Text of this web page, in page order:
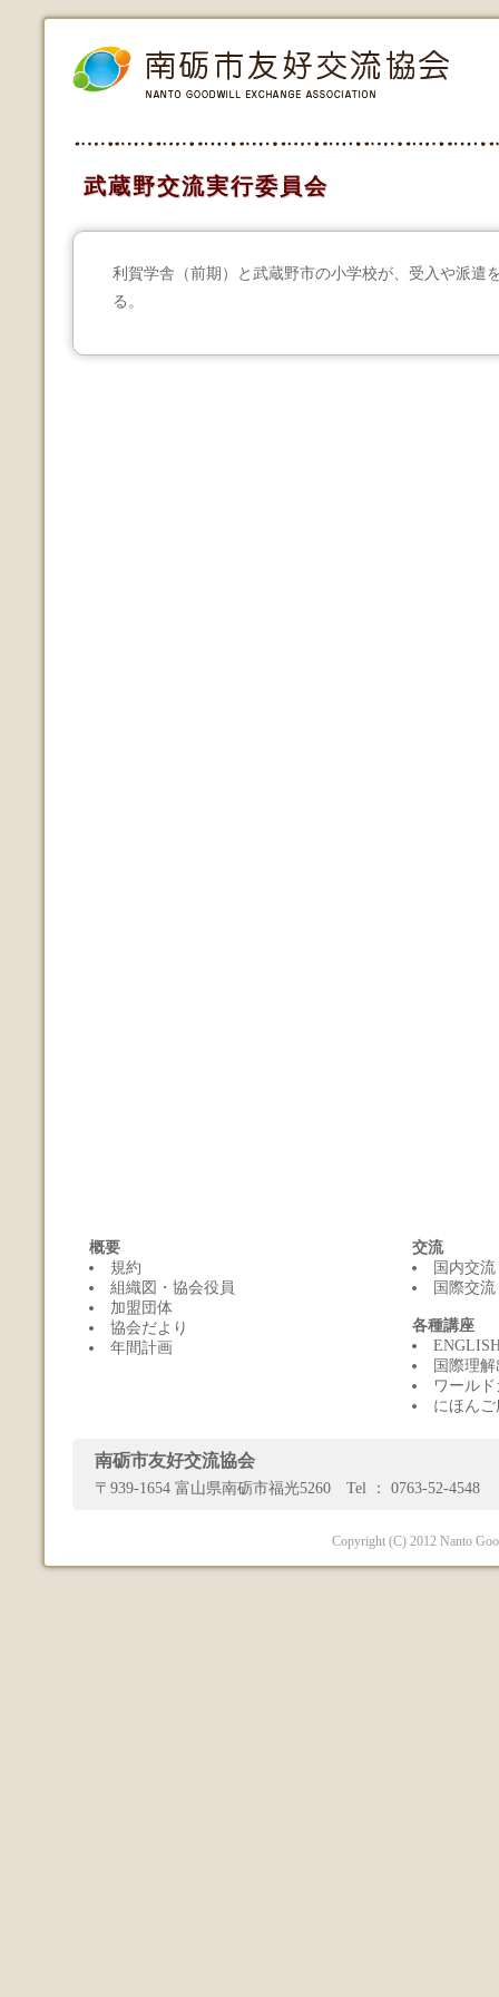
武蔵野交流実行委員会
利賀学舎（前期）と武蔵野市の小学校が、受入や派遣
る。
概要
規約
組織図・協会役員
加盟団体
協会だより
年間計画
交流
国内交流
国際交流
各種講座
国際理
ワール
にほん
南砺市友好交流協会
〒939-1654 富山県南砺市福光5260 Tel ： 0763-52-
Copyright (C) 2012 Nanto